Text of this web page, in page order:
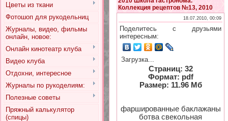
Цветы из ткани
Фотошоп для рукодельниц
Журналы, видео, фильмы
онлайн, новое:
Онлайн кинотеатр клуба
Видео клуба
Отдохни, интересное
Журналы по рукоделиям:
Полезные советы
Пряжный калькулятор
(спицы)
Коллекция рецептов №13, 2010
18.07.2010, 00:09
Поделитесь с друзьями
интересным:
Загрузка...
Страниц: 32
Формат: pdf
Размер: 11.96 Мб
фаршированные баклажаны
ботва свекольная